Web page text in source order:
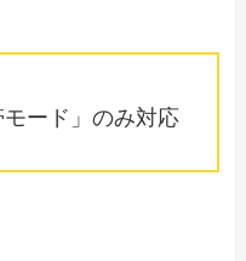
ード」のみ対応